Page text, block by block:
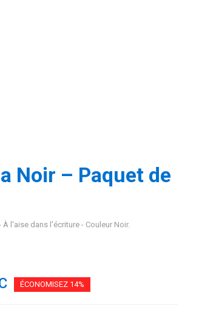
Noir – Paquet de
l'aise dans l'écriture - Couleur Noir.
ÉCONOMISEZ 14%